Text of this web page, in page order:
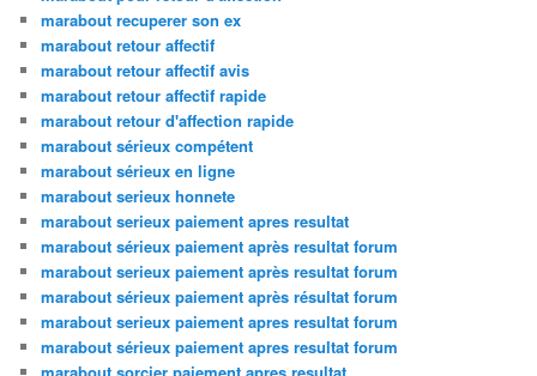
marabout recuperer son ex
marabout retour affectif
marabout retour affectif avis
marabout retour affectif rapide
marabout retour d'affection rapide
marabout sérieux compétent
marabout sérieux en ligne
marabout serieux honnete
marabout serieux paiement apres resultat
marabout sérieux paiement après resultat forum
marabout serieux paiement après resultat forum
marabout sérieux paiement après résultat forum
marabout serieux paiement apres resultat forum
marabout sérieux paiement apres resultat forum